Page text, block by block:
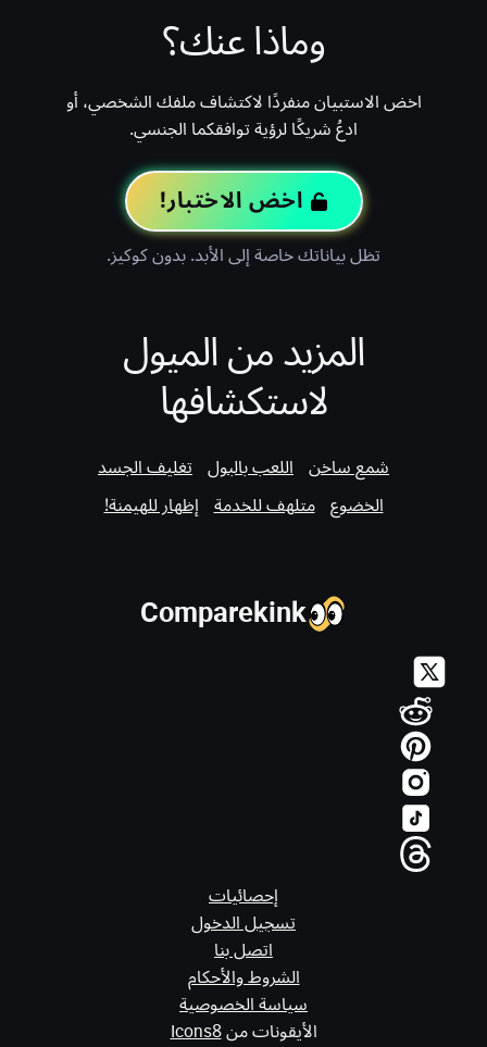
وماذا عنك؟
اخض الاستبيان منفردًا لاكتشاف ملفك الشخصي، أو
ادعُ شريكًا لرؤية توافقكما الجنسي.
اخض الاختبار!
تظل بياناتك خاصة إلى الأبد. بدون كوكيز.
المزيد من الميول
لاستكشافها
شمع ساخن اللعب بالبول تغليف الجسد
الخضوع متلهف للخدمة إظهار للهيمنة!
Comparekink
إحصائيات
تسجيل الدخول
اتصل بنا
الشروط والأحكام
سياسة الخصوصية
الأيقونات منIcons8